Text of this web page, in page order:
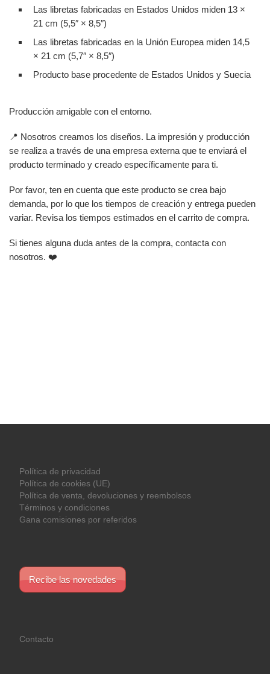
Las libretas fabricadas en Estados Unidos miden 13 ×
21 cm (5,5″ × 8,5″)
Las libretas fabricadas en la Unión Europea miden 14,5
× 21 cm (5,7″ × 8,5″)
Producto base procedente de Estados Unidos y Suecia
Producción amigable con el entorno.
📍 Nosotros creamos los diseños. La impresión y producción
se realiza a través de una empresa externa que te enviará el
producto terminado y creado específicamente para ti.
Por favor, ten en cuenta que este producto se crea bajo
demanda, por lo que los tiempos de creación y entrega pueden
variar. Revisa los tiempos estimados en el carrito de compra.
Si tienes alguna duda antes de la compra, contacta con
nosotros. ❤️
Política de privacidad
Política de cookies (UE)
Política de venta, devoluciones y reembolsos
Términos y condiciones
Gana comisiones por referidos
Recibe las novedades
Contacto